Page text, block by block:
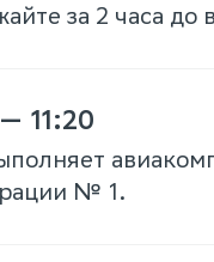
за 2 часа до
11:20
№ 1.